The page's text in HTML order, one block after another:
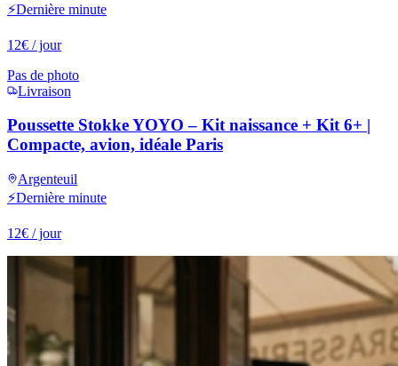
⚡Dernière minute
12€ / jour
Pas de photo
Livraison
Poussette Stokke YOYO – Kit naissance + Kit 6+ |
Compacte, avion, idéale Paris
Argenteuil
⚡Dernière minute
12€ / jour